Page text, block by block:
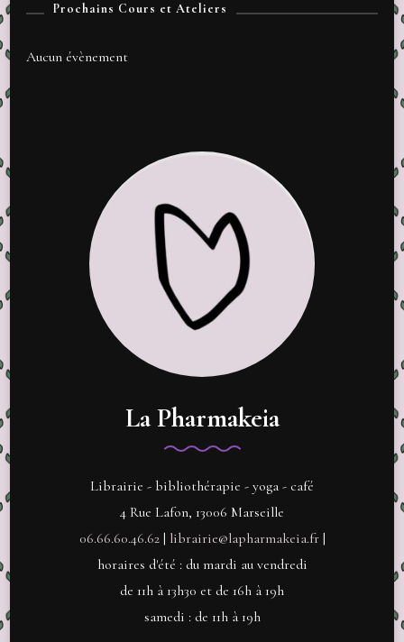
Prochains Cours et Ateliers
Aucun évènement
La Pharmakeia
Librairie - bibliothérapie - yoga - café
4 Rue Lafon, 13006 Marseille
06.66.60.46.62| librairie@lapharmakeia.fr|
horaires d'été : du mardi au vendredi
de 11h à 13h30 et de 16h à 19h
samedi : de 11h à 19h